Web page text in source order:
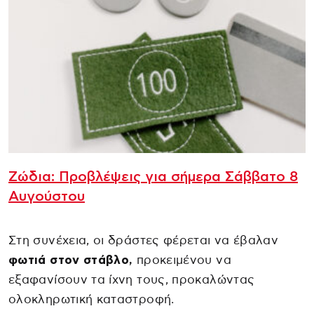
Ζώδια: Προβλέψεις για σήμερα Σάββατο 8
Αυγούστου
Στη συνέχεια, οι δράστες φέρεται να έβαλαν
φωτιά στον στάβλο, προκειμένου να
εξαφανίσουν τα ίχνη τους, προκαλώντας
ολοκληρωτική καταστροφή.